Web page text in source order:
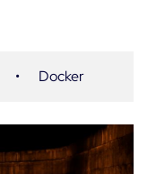
• Docker